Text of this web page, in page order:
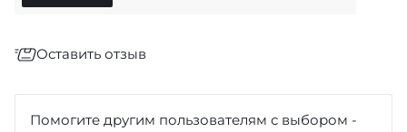
Оставить отзыв
Помогите другим пользователям с выбором -